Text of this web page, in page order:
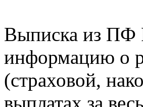
Выписка из ПФ
информацию о
(страховой,
выплатах за